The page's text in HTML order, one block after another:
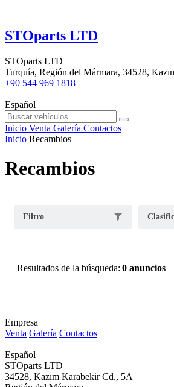
STOparts LTD
STOparts LTD
Turquía, Región del Mármara, 34528,
+90 544 969 1818
Español
Inicio Venta Galería Contactos
Inicio Recambios
Recambios
Filtro
Resultados de la búsqueda: 0 anuncios
Empresa
Venta Galería Contactos
Español
STOparts LTD
34528, Kazım Karabekir Cd., 5A